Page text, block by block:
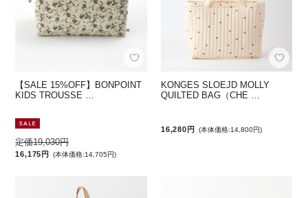
【SALE 15%OFF】BONPOINT
KIDS TROUSSE …
定価19,030円
16,175円 (本体価格:14,705円)
KONGES SLOEJD MOLLY
QUILTED BAG（CHE …
16,280円 (本体価格:14,800円)